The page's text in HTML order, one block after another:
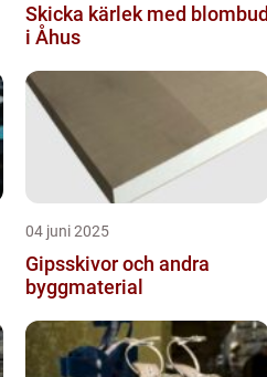
Skicka kärlek med blombud
i Åhus
04 juni 2025
Gipsskivor och andra
byggmaterial